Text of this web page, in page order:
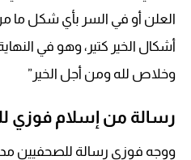
العلن أو في السر بأي شكل ما
أشكال الخير كتير، وهو في
وخلاص لله ومن أجل الخير”
رسالة من إسلام فوزي
ووجه فوزي رسالة للصحفيين